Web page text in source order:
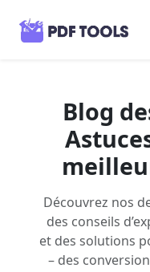
Blog
Découvrez nos
des conseils
et des solutions
– des